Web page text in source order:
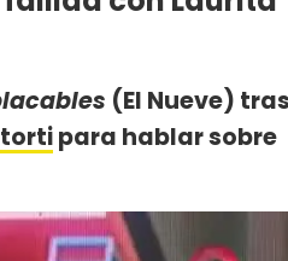
(El Nueve)
para hablar sobre